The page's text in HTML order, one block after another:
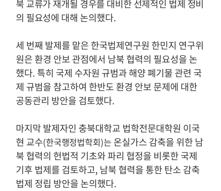
북 교류가 재개될 경우를 대비한 선제적인 법제 정비
의 필요성에 대해 논의했다.
세 번째 발제를 맡은 한국법제연구원 한민지 연구위
원은 환경 안보 관점에서 남북 협력의 필요성을 논
했다. 특히 국제 수자원 규범과 해양 폐기물 관련 국
제 규범을 참고하여 한반도 환경 안보 문제에 대한
공동관리 방안을 검토했다.
마지막 발제자인 충북대학교 법학전문대학원 이국
현 교수(한국행정법학회)는 온실가스 감축을 위한 남
북 협력의 헌법적 기초와 파리 협정을 비롯한 국제
기후 법제를 검토하고, 남북 협력을 통한 탄소 감축
법제 정립 방안을 논의했다.